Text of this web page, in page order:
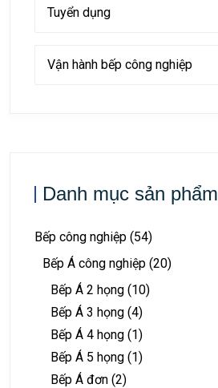
Tuyển dụng
Vận hành bếp công nghiệp
Danh mục sản phẩm
Bếp công nghiệp (54)
Bếp Á công nghiệp (20)
Bếp Á 2 họng (10)
Bếp Á 3 họng (4)
Bếp Á 4 họng (1)
Bếp Á 5 họng (1)
Bếp Á đơn (2)